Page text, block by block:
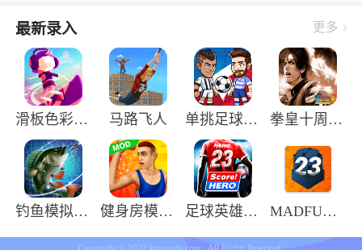
最新录入 更多
滑板色彩冲浪中文版 马路飞人 单挑足球正版手游 拳皇十周年纪念版
钓鱼模拟器3D手机版 健身房模拟器手机版 足球英雄2中文版 MADFUT23最新版
Copyright © 2022 kmguolv.com , All Rights Reserved.